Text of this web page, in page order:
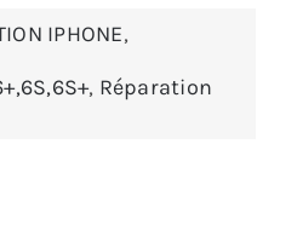
IPHONE,
, Réparation